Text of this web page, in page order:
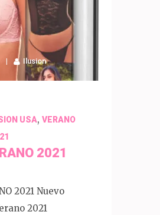
Ilusion
USA, VERANO
2021
2021 Nuevo
2021